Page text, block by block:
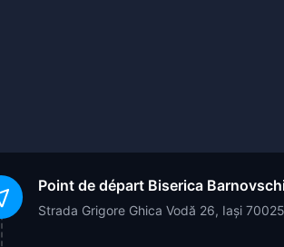
Point de départ Biserica
Strada Grigore Ghica Vodă 26, Iași